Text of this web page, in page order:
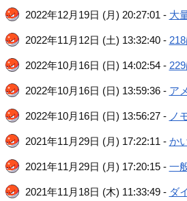
2022年12月19日 (月) 20:27:01 - 大
2022年11月12日 (土) 13:32:40 -
2022年10月16日 (日) 14:02:54 -
2022年10月16日 (日) 13:59:36 - ア
2022年10月16日 (日) 13:56:27 - ノ
2021年11月29日 (月) 17:22:11 - か
2021年11月29日 (月) 17:20:15 - 一
2021年11月18日 (木) 11:33:49 - ダ